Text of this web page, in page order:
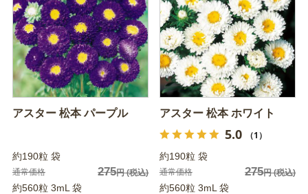
アスター 松本 パープル
約190粒 袋
通常価格 275円(税込)
約560粒 3mL 袋
アスター 松本 ホワイト
5.0 （1）
約190粒 袋
通常価格 275円(税込)
約560粒 3mL 袋